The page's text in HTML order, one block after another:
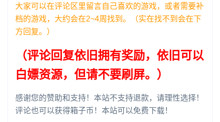
大家可以在评论区里留言自己喜欢的游戏，或者需要补
档的游戏，大约会在2~4周找到。（实在找不到会在下
方回复。）
（评论回复依旧拥有奖励，依旧可以
白嫖资源，但请不要刷屏。）
感谢您的赞助和支持！本站不支持退款，请理性选择！
评论也可以获得箱子币！本站可以免费下载！